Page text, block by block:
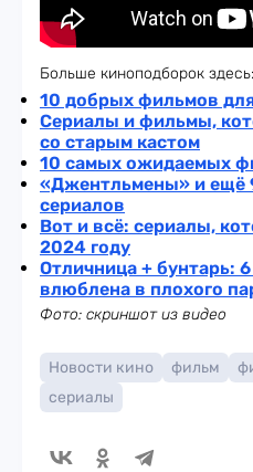
Больше киноподборок здесь:
10 добрых фильмов
Сериалы и фильмы,
со старым кастом
10 самых ожидаемых
«Джентльмены» и ещё
сериалов
Вот и всё: сериалы,
2024 году
Отличница + бунтарь:
влюблена в плохого
Фото: скриншот из видео
Новости кино фильм
сериалы